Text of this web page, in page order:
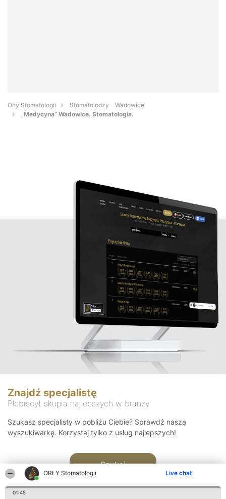
ORŁY Stomatologii Live chat
01:45
Orły Stomatologii
Stomatolodzy - Wadowice
„Medycyna” Wadowice. Stomatologia.
Znajdź specjalistę
Plebiscyt skupia najlepszych w branży
Szukasz specjalisty w pobliżu Ciebie? Sprawdź naszą
wyszukiwarkę. Korzystaj tylko z usług najlepszych!
Szukaj